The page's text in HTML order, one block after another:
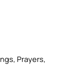
Prayers,